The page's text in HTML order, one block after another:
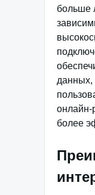
больше
данных,
онлайн-
более